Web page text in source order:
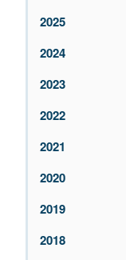
2025
2024
2023
2022
2021
2020
2019
2018